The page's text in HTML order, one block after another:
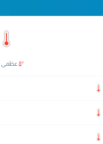
thermostatعظمى